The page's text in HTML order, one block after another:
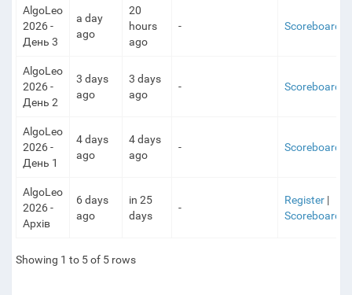
AlgoLeo
2026 -
День 3
a day
ago
20
hours
ago
- Scoreboard
AlgoLeo
2026 -
День 2
3 days
ago
3 days
ago
- Scoreboard
AlgoLeo
2026 -
День 1
4 days
ago
4 days
ago
- Scoreboard
AlgoLeo
2026 -
Архів
6 days
ago
in 25
days
-
Register |
Scoreboard
Showing 1 to 5 of 5 rows